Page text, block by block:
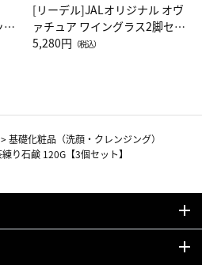
グ
[リーデル]JALオリジナル オヴ
ァチュア ワイングラス2脚セッ
ト（レッドワイン）
5,280円 （税込）
>基礎化粧品（洗顔・クレンジング）
り石鹸 120G【3個セット】